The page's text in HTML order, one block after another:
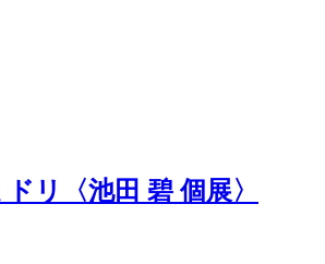
リ〈池田 碧 個展〉